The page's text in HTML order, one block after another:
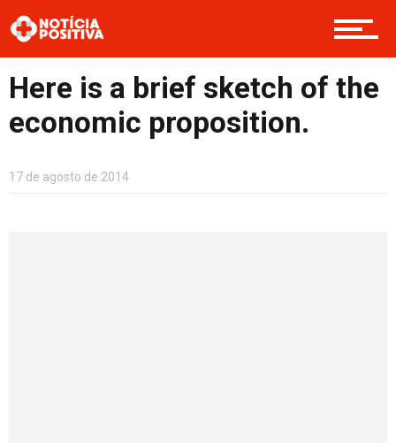
Boas Ações
Opinião
Cultura
Here is a brief sketch of the
economic proposition.
17 de agosto de 2014